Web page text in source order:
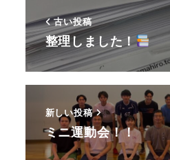
古い投稿
整理しました！
新しい投稿
ミニ運動会！！